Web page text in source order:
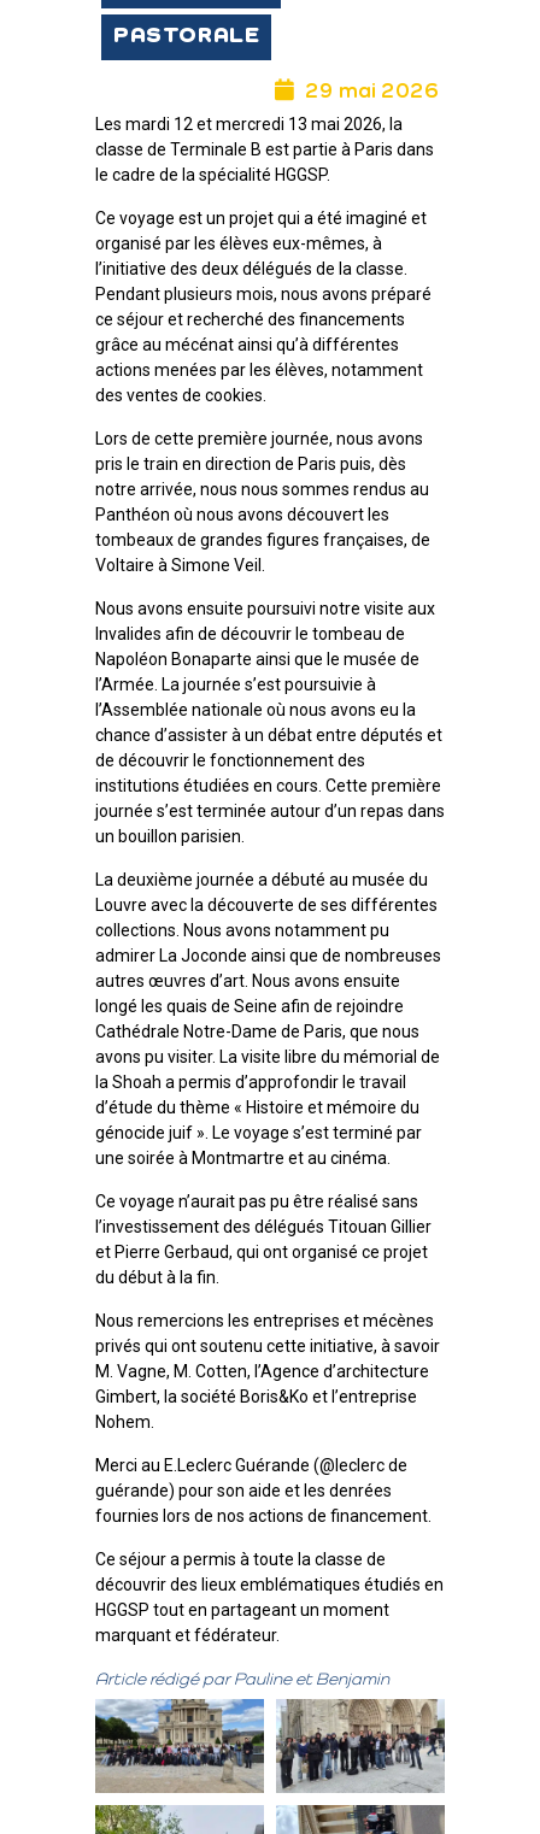
PASTORALE
29 mai 2026
Les mardi 12 et mercredi 13 mai 2026, la
classe de Terminale B est partie à Paris dans
le cadre de la spécialité HGGSP.
Ce voyage est un projet qui a été imaginé et
organisé par les élèves eux-mêmes, à
l’initiative des deux délégués de la classe.
Pendant plusieurs mois, nous avons préparé
ce séjour et recherché des financements
grâce au mécénat ainsi qu’à différentes
actions menées par les élèves, notamment
des ventes de cookies.
Lors de cette première journée, nous avons
pris le train en direction de Paris puis, dès
notre arrivée, nous nous sommes rendus au
Panthéon où nous avons découvert les
tombeaux de grandes figures françaises, de
Voltaire à Simone Veil.
Nous avons ensuite poursuivi notre visite aux
Invalides afin de découvrir le tombeau de
Napoléon Bonaparte ainsi que le musée de
l’Armée. La journée s’est poursuivie à
l’Assemblée nationale où nous avons eu la
chance d’assister à un débat entre députés et
de découvrir le fonctionnement des
institutions étudiées en cours. Cette première
journée s’est terminée autour d’un repas dans
un bouillon parisien.
La deuxième journée a débuté au musée du
Louvre avec la découverte de ses différentes
collections. Nous avons notamment pu
admirer La Joconde ainsi que de nombreuses
autres œuvres d’art. Nous avons ensuite
longé les quais de Seine afin de rejoindre
Cathédrale Notre-Dame de Paris, que nous
avons pu visiter. La visite libre du mémorial de
la Shoah a permis d’approfondir le travail
d’étude du thème « Histoire et mémoire du
génocide juif ». Le voyage s’est terminé par
une soirée à Montmartre et au cinéma.
Ce voyage n’aurait pas pu être réalisé sans
l’investissement des délégués Titouan Gillier
et Pierre Gerbaud, qui ont organisé ce projet
du début à la fin.
Nous remercions les entreprises et mécènes
privés qui ont soutenu cette initiative, à savoir
M. Vagne, M. Cotten, l’Agence d’architecture
Gimbert, la société Boris&Ko et l’entreprise
Nohem.
Merci au E.Leclerc Guérande (@leclerc de
guérande) pour son aide et les denrées
fournies lors de nos actions de financement.
Ce séjour a permis à toute la classe de
découvrir des lieux emblématiques étudiés en
HGGSP tout en partageant un moment
marquant et fédérateur.
Article rédigé par Pauline et Benjamin